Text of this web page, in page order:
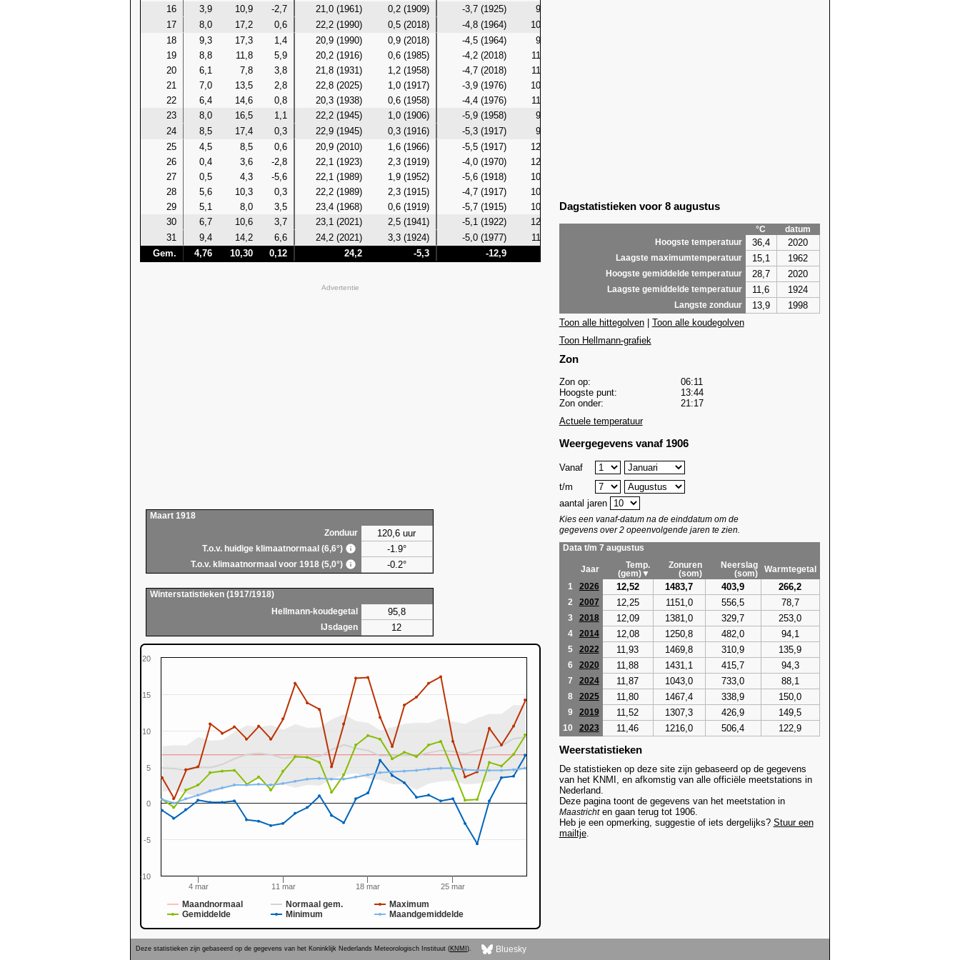
16
3,9 10,9 -2,7 21,0 (1961) 0,2 (1909) -3,7 (1925) 9,4 (1977)
17
8,0 17,2 0,6 22,2 (1990) 0,5 (2018) -4,8 (1964) 10,8 (1951)
18
9,3 17,3 1,4 20,9 (1990) 0,9 (2018) -4,5 (1964) 9,3 (1983)
19
8,8 11,8 5,9 20,2 (1916) 0,6 (1985) -4,2 (2018) 11,6 (2010)
20
6,1 7,8 3,8 21,8 (1931) 1,2 (1958) -4,7 (2018) 11,5 (2010)
21
7,0 13,5 2,8 22,8 (2025) 1,0 (1917) -3,9 (1976) 10,4 (1990)
22
6,4 14,6 0,8 20,3 (1938) 0,6 (1958) -4,4 (1976) 11,7 (2025)
23
8,0 16,5 1,1 22,2 (1945) 1,0 (1906) -5,9 (1958) 9,8 (2023)
24
8,5 17,4 0,3 22,9 (1945) 0,3 (1916) -5,3 (1917) 9,8 (1981)
25
4,5 8,5 0,6 20,9 (2010) 1,6 (1966) -5,5 (1917) 12,6 (1981)
26
0,4 3,6 -2,8 22,1 (1923) 2,3 (1919) -4,0 (1970) 12,2 (1955)
27
0,5 4,3 -5,6 22,1 (1989) 1,9 (1952) -5,6 (1918) 10,5 (2006)
28
5,6 10,3 0,3 22,2 (1989) 2,3 (1915) -4,7 (1917) 10,9 (1989)
29
5,1 8,0 3,5 23,4 (1968) 0,6 (1919) -5,7 (1915) 10,6 (2003) -1,5 (1915)
16,5 (1968)
30
6,7 10,6 3,7 23,1 (2021) 2,5 (1941) -5,1 (1922) 12,0 (1998) -0,7 (1922)
16,4 (2017)
31
9,4 14,2 6,6 24,2 (2021) 3,3 (1924) -5,0 (1977) 11,3 (2017)
16,8 (2021)
Gem.
4,76 10,30 0,12 24,2 -5,3 -12,9 -8,1
Advertentie
Maart 1918
Zonduur
120,6 uur
T.o.v. huidige klimaatnormaal (6,6°) -1.9°
T.o.v. klimaatnormaal voor 1918 (5,0°) -0.2°
Winterstatistieken (1917/1918)
Hellmann-koudegetal
95,8
IJsdagen 12
Maandnormaal Normaal gem.
Maximum
Gemiddelde
Minimum Maandgemiddelde
4 mar 11 mar 18 mar 25 mar
-10
-5
0
5
10
15
20
Dagstatistieken voor 8 augustus
°C
datum
Hoogste temperatuur
36,4 2020
Laagste maximumtemperatuur 15,1 1962
Hoogste gemiddelde temperatuur 28,7 2020
Laagste gemiddelde temperatuur 11,6 1924
Langste zonduur 13,9
1998
Toon alle hittegolven| Toon alle koudegolven
Toon Hellmann-grafiek
Zon
Zon op:
06:11
Hoogste punt:
13:44
Zon onder:
21:17
Actuele temperatuur
Weergegevens vanaf 1906
Vanaf
t/m
aantal jaren
Kies een vanaf-datum na de einddatum om de
gegevens over 2 opeenvolgende jaren te zien.
Data t/m 7 augustus
Jaar
Temp.
(gem)▼
Zonuren
(som)
Neerslag
(som)
Warmtegetal
1
2026 12,52 1483,7 403,9 266,2
2 2007 12,25 1151,0 556,5 78,7
3 2018 12,09 1381,0 329,7 253,0
4 2014 12,08 1250,8 482,0 94,1
5 2022 11,93 1469,8 310,9 135,9
6 2020 11,88 1431,1 415,7 94,3
7 2024 11,87 1043,0 733,0 88,1
8 2025 11,80 1467,4 338,9 150,0
9 2019 11,52 1307,3 426,9 149,5
10 2023 11,46 1216,0 506,4 122,9
Weerstatistieken
De statistieken op deze site zijn gebaseerd op de gegevens
van het KNMI, en afkomstig van alle officiële meetstations in
Nederland.
Deze pagina toont de gegevens van het meetstation in
Maastrichten gaan terug tot 1906.
Heb je een opmerking, suggestie of iets dergelijks? Stuur een
mailtje.
Deze statistieken zijn gebaseerd op de gegevens van het Koninklijk Nederlands Meteorologisch Instituut (KNMI ). Bluesky